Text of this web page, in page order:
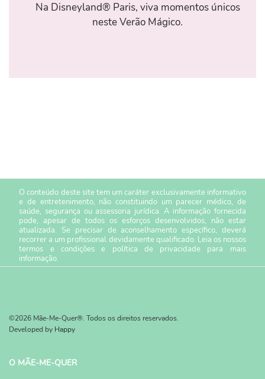
Na Disneyland® Paris, viva momentos únicos
neste Verão Mágico.
O conteúdo deste site tem um caráter exclusivamente informativo
e de entretenimento, não constituindo um parecer médico, de
saúde, segurança ou assessoria jurídica. A informação fornecida
pode, apesar de todos os esforços desenvolvidos, não estar
atualizada. Se precisar de aconselhamento específico, deverá
recorrer a um profissional devidamente qualificado. Leia os nossos
termos e condiçõese política de privacidade para mais
informação.
©2026 Mãe-Me-Quer®. Todos os direitos reservados.
Developed by Happy
O MÃE-ME-QUER